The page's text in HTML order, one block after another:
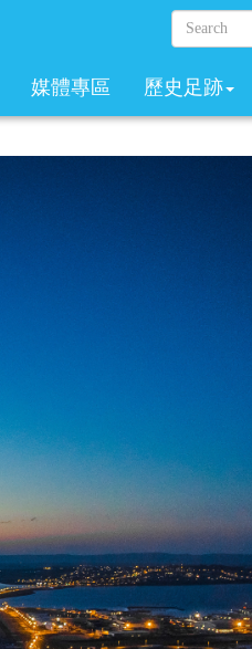
Search
媒體專區 歷史足跡